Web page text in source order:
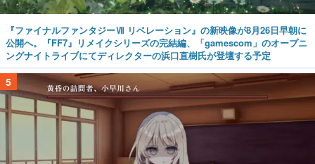
『ファイナルファンタジーⅦ リベレーション』の新映像が8月26日早朝に
公開へ。『FF7』リメイクシリーズの完結編、「gamescom」のオープニ
ングナイトライブにてディレクターの浜口直樹氏が登壇する予定
5